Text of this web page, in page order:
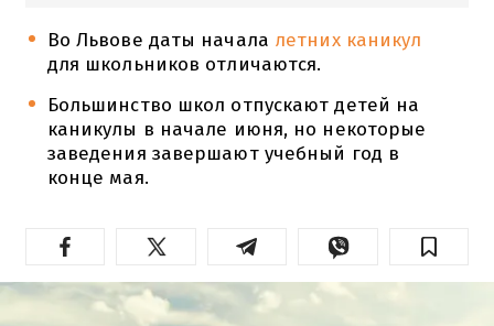
Во Львове даты начала летних каникул
для школьников отличаются.
Большинство школ отпускают детей на
каникулы в начале июня, но некоторые
заведения завершают учебный год в
конце мая.